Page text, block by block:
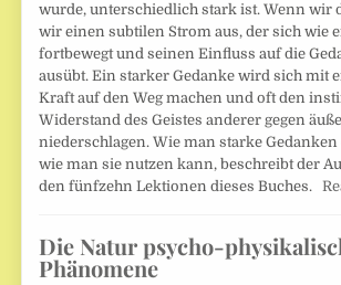
wurde, unterschiedlich stark ist. Wenn wir
wir einen subtilen Strom aus, der sich wie
fortbewegt und seinen Einfluss auf die
ausübt. Ein starker Gedanke wird sich mit
Kraft auf den Weg machen und oft den
Widerstand des Geistes anderer gegen
niederschlagen. Wie man starke
wie man sie nutzen kann, beschreibt der
den fünfzehn Lektionen dieses Buches.
Die Natur psycho-
Phänomene